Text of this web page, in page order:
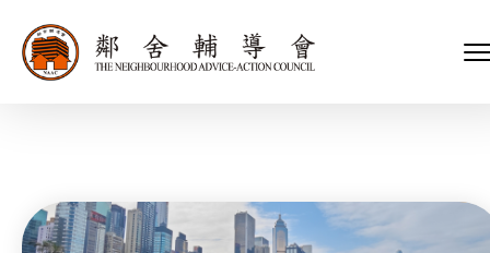
會長、副會長
執行委員會及總幹事
招標項目
關於我們
家庭及兒童福利服務
青少年服務
內地服務
教育服務